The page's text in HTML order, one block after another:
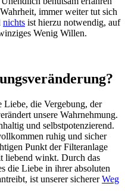
immer weiter tut sich
nichts ist hierzu notwendig, auf
Wenig Willen.
Liebe, die Vergebung, der
unsere Wahrnehmung.
und selbstpotenzierend.
ruhig und sicher
Punkt der Filteranlage
liebend winkt. Durch das
die Liebe in ihrer absoluten
ist unserer sichererWeg